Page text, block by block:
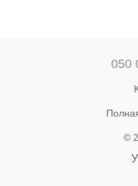
050
©